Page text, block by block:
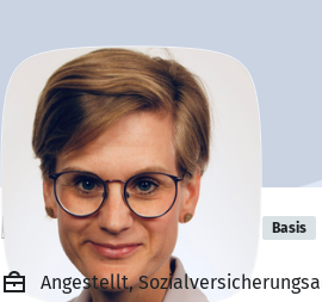
Rebecca Handke Basis
Angestellt,